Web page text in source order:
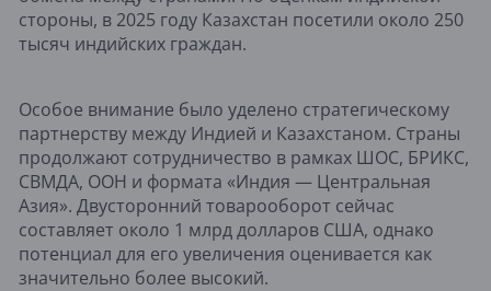
стороны, в 2025 году Казахстан посетили около 250
тысяч индийских граждан.
Особое внимание было уделено стратегическому
партнерству между Индией и Казахстаном. Страны
продолжают сотрудничество в рамках ШОС, БРИКС,
СВМДА, ООН и формата «Индия — Центральная
Азия». Двусторонний товарооборот сейчас
составляет около 1 млрд долларов США, однако
потенциал для его увеличения оценивается как
значительно более высокий.